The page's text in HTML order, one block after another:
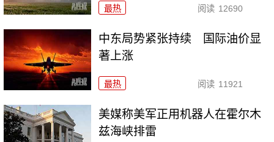
最热 阅读 12690
中东局势紧张持续 国际油价显
著上涨
最热 阅读 11921
美媒称美军正用机器人在霍尔木
兹海峡排雷